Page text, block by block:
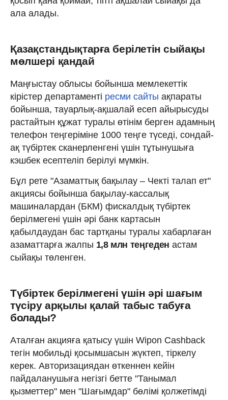
ала алады.
Қазақстандықтарға берілетін сыйақы
мөлшері қандай
Маңғыстау облысы бойынша мемлекеттік
кірістер департаменті ресми сайты ақпараты
бойынша, тауарлық-ақшалай есеп айырысуды
растайтын құжат туралы өтінім берген адамның
телефон теңгеріміне 1000 теңге түседі, сондай-
ақ түбіртек сканерленгені үшін тұтынушыға
кэшбек есептеліп берілуі мүмкін.
Бұл рете "Азаматтық бақылау – Чекті талап ет"
акциясы бойынша бақылау-кассалық
машиналардан (БКМ) фискалдық түбіртек
берілмегені үшін әрі банк картасын
қабылдаудан бас тартқаны туралы хабарлаған
азаматтарға жалпы 1,8 млн теңгеден астам
сыйақы төленген.
Түбіртек берілмегені үшін әрі шағым
түсіру арқылы қалай табыс табуға
болады?
Аталған акцияға қатысу үшін Wipon Cashback
тегін мобильді қосымшасын жүктеп, тіркелу
керек. Авторизациядан өткеннен кейін
пайдаланушыға негізгі бетте "Танымал
қызметтер" мен "Шағымдар" бөлімі қолжетімді